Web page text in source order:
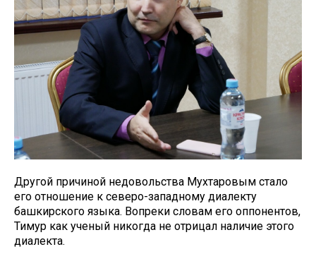
Другой причиной недовольства Мухтаровым стало
его отношение к северо-западному диалекту
башкирского языка. Вопреки словам его оппонентов,
Тимур как ученый никогда не отрицал наличие этого
диалекта.